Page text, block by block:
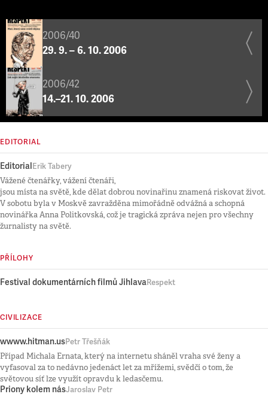
2006/40
29. 9. – 6. 10. 2006
2006/42
14.–21. 10. 2006
EDITORIAL
Editorial Erik Tabery
Vážené čtenářky, vážení čtenáři,
jsou místa na světě, kde dělat dobrou novinařinu znamená riskovat život.
V sobotu byla v Moskvě zavražděna mimořádně odvážná a schopná
novinářka Anna Politkovská, což je tragická zpráva nejen pro všechny
žurnalisty na světě.
PŘÍLOHY
Festival dokumentárních filmů JihlavaRespekt
CIVILIZACE
wwww.hitman.usPetr Třešňák
Případ Michala Ernata, který na internetu sháněl vraha své ženy a
vyfasoval za to nedávno jedenáct let za mřížemi, svědčí o tom, že
světovou síť lze využít opravdu k ledasčemu.
Priony kolem násJaroslav Petr